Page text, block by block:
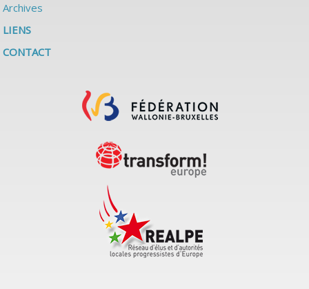
Archives
LIENS
CONTACT